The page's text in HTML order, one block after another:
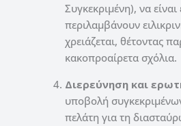
Συγκεκριμένη), να
περιλαμβάνουν
χρειάζεται, θέτοντας
κακοπροαίρετα σχόλια.
Διερεύνηση και
υποβολή
πελάτη για τη